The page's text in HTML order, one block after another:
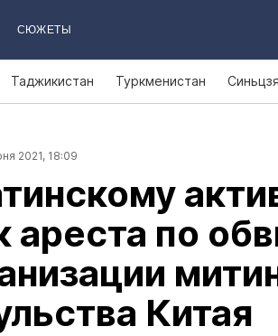
СЮЖЕТЫ
Таджикистан Туркменистан
2021, 18:09
ареста по
Китая